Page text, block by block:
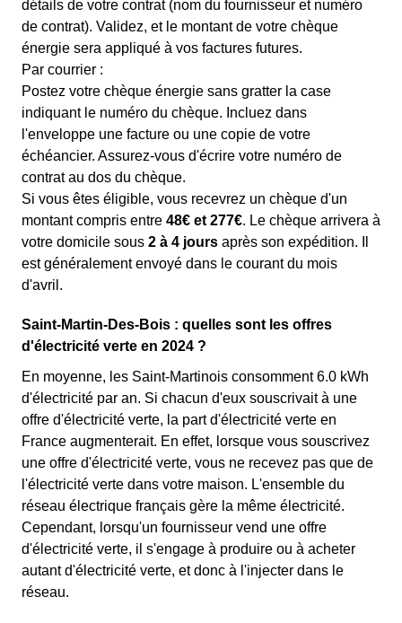
détails de votre contrat (nom du fournisseur et numéro
de contrat). Validez, et le montant de votre chèque
énergie sera appliqué à vos factures futures.
Par courrier :
Postez votre chèque énergie sans gratter la case
indiquant le numéro du chèque. Incluez dans
l'enveloppe une facture ou une copie de votre
échéancier. Assurez-vous d'écrire votre numéro de
contrat au dos du chèque.
Si vous êtes éligible, vous recevrez un chèque d'un
montant compris entre 48€ et 277€. Le chèque arrivera à
votre domicile sous 2 à 4 jours après son expédition. Il
est généralement envoyé dans le courant du mois
d'avril.
Saint-Martin-Des-Bois : quelles sont les offres
d'électricité verte en 2024 ?
En moyenne, les Saint-Martinois consomment 6.0 kWh
d'électricité par an. Si chacun d'eux souscrivait à une
offre d'électricité verte, la part d'électricité verte en
France augmenterait. En effet, lorsque vous souscrivez
une offre d'électricité verte, vous ne recevez pas que de
l'électricité verte dans votre maison. L'ensemble du
réseau électrique français gère la même électricité.
Cependant, lorsqu'un fournisseur vend une offre
d'électricité verte, il s'engage à produire ou à acheter
autant d'électricité verte, et donc à l'injecter dans le
réseau.